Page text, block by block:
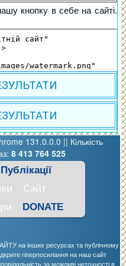
кнопку в себе на сайті.
131.0.0.0 || Кількість
8 413 764 525
Публікації
Сайт
DONATE
на інших ресурсах та публічному
гіперпосилання на наш сайт
за можливі неточності в